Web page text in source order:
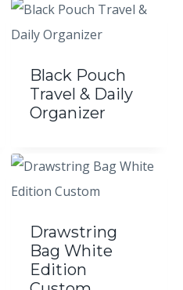
Black Pouch
Travel & Daily
Organizer
Drawstring
Bag White
Edition